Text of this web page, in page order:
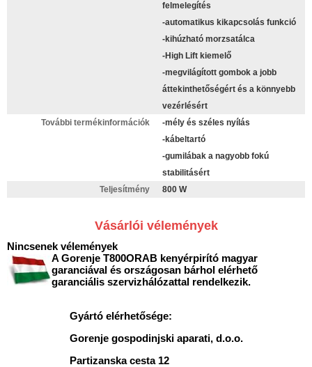
felmelegítés
-automatikus kikapcsolás funkció
-kihúzható morzsatálca
-High Lift kiemelő
-megvilágított gombok a jobb
áttekinthetőségért és a könnyebb
vezérlésért
További termékinformációk
-mély és széles nyílás
-kábeltartó
-gumilábak a nagyobb fokú
stabilitásért
Teljesítmény
800 W
Vásárlói vélemények
Nincsenek vélemények
A Gorenje T800ORAB kenyérpirító magyar
garanciával és országosan bárhol elérhető
garanciális szervizhálózattal rendelkezik.
Gyártó elérhetősége:
Gorenje gospodinjski aparati, d.o.o.
Partizanska cesta 12